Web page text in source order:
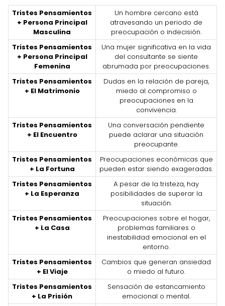
Tristes Pensamientos
+ Persona Principal
Masculina
Un hombre cercano está
atravesando un periodo de
preocupación o indecisión.
Tristes Pensamientos
+ Persona Principal
Femenina
Una mujer significativa en la vida
del consultante se siente
abrumada por preocupaciones.
Tristes Pensamientos
+ El Matrimonio
Dudas en la relación de pareja,
miedo al compromiso o
preocupaciones en la
convivencia.
Tristes Pensamientos
+ El Encuentro
Una conversación pendiente
puede aclarar una situación
preocupante.
Tristes Pensamientos
+ La Fortuna
Preocupaciones económicas que
pueden estar siendo exageradas.
Tristes Pensamientos
+ La Esperanza
A pesar de la tristeza, hay
posibilidades de superar la
situación.
Tristes Pensamientos
+ La Casa
Preocupaciones sobre el hogar,
problemas familiares o
inestabilidad emocional en el
entorno.
Tristes Pensamientos
+ El Viaje
Cambios que generan ansiedad
o miedo al futuro.
Tristes Pensamientos
+ La Prisión
Sensación de estancamiento
emocional o mental.